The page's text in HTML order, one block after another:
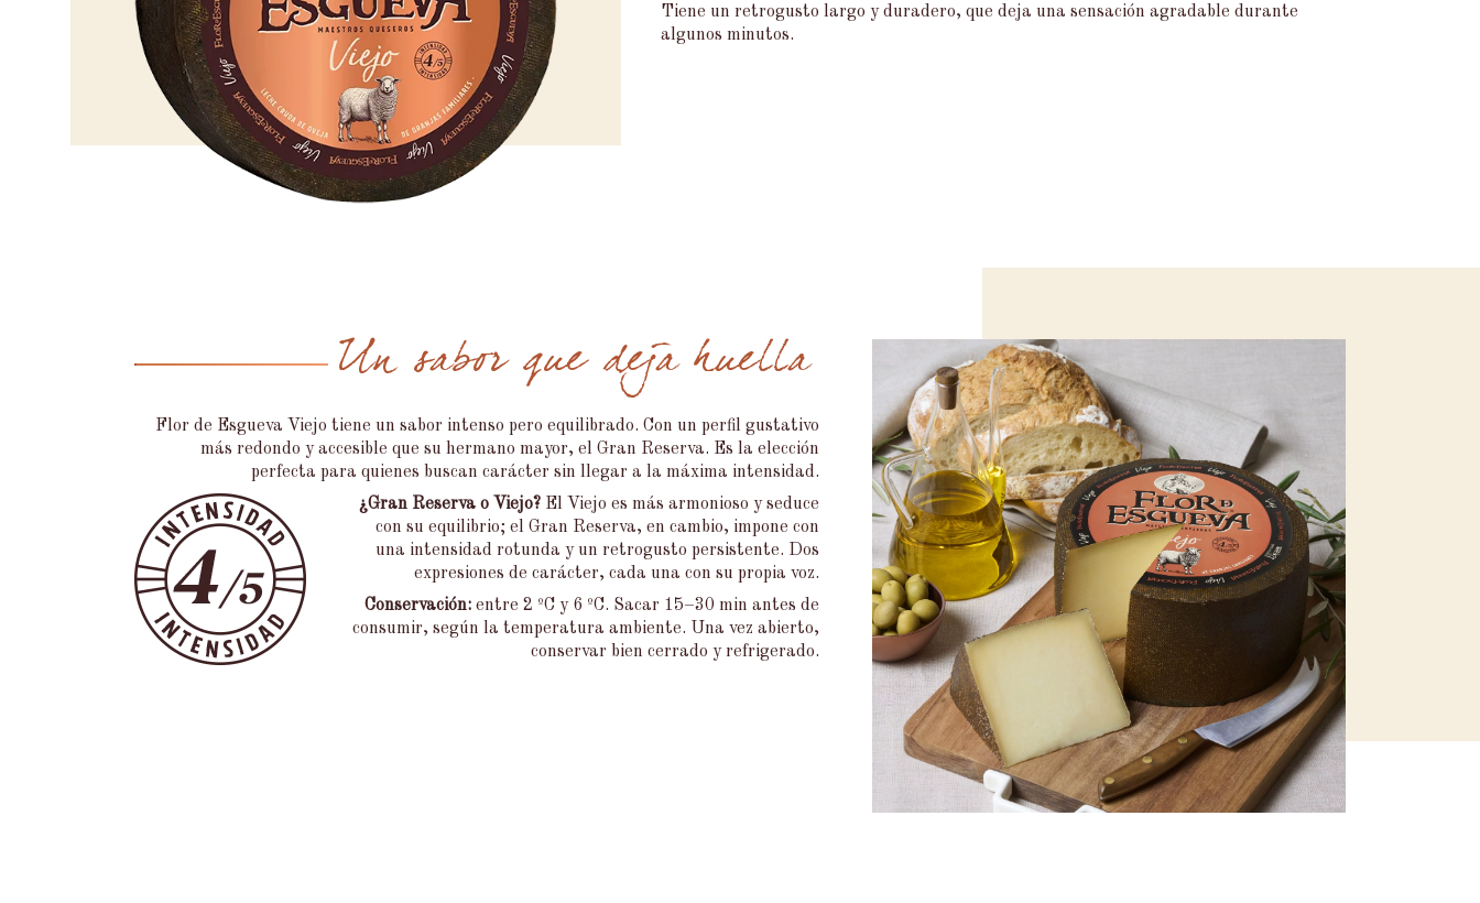
Tiene un retrogusto largo y duradero, que deja una sensación agradable durante
algunos minutos.
Un sabor que deja huella
Flor de Esgueva Viejo tiene un sabor intenso pero equilibrado. Con un perfil gustativo
más redondo y accesible que su hermano mayor, el Gran Reserva. Es la elección
perfecta para quienes buscan carácter sin llegar a la máxima intensidad.
¿Gran Reserva o Viejo?El Viejo es más armonioso y seduce
con su equilibrio; el Gran Reserva, en cambio, impone con
una intensidad rotunda y un retrogusto persistente. Dos
expresiones de carácter, cada una con su propia voz.
Conservación:entre 2 ºC y 6 ºC. Sacar 15–30 min antes de
consumir, según la temperatura ambiente. Una vez abierto,
conservar bien cerrado y refrigerado.